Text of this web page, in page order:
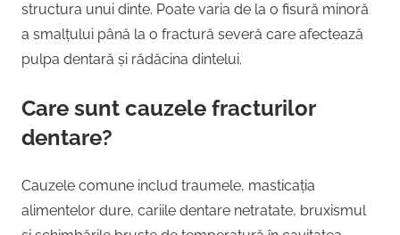
structura unui dinte. Poate varia de la o fisură minoră
a smalțului până la o fractură severă care afectează
pulpa dentară și rădăcina dintelui.
Care sunt cauzele fracturilor
dentare?
Cauzele comune includ traumele, masticația
alimentelor dure, cariile dentare netratate, bruxismul